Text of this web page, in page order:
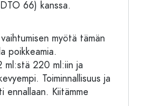
66) kanssa.
myötä tämän
poikkeamia.
ml:stä 220 ml:iin ja
Toiminnallisuus ja
ennallaan. Kiitämme